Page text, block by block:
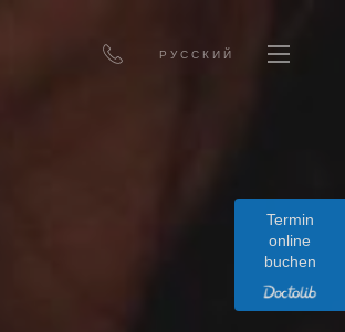
РУССКИЙ
Termin
online
buchen